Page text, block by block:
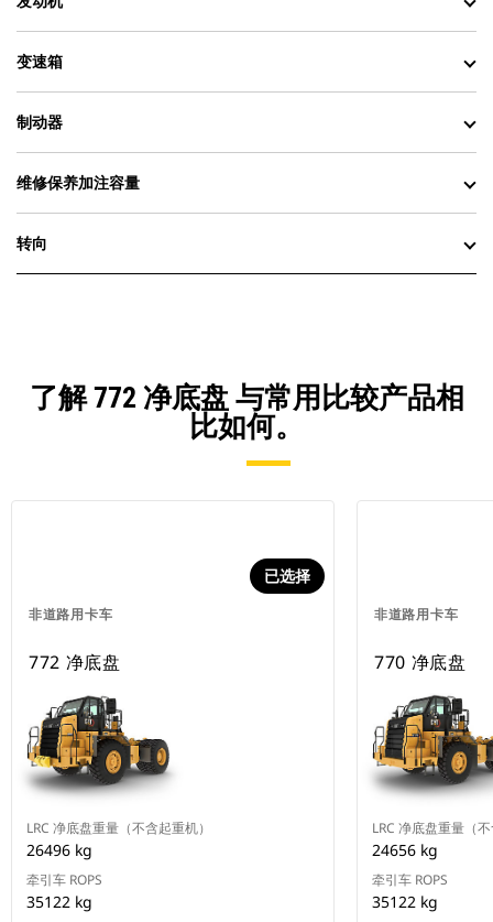
变速箱
制动器
维修保养加注容量
转向
了解 772 净底盘 与常用比较产品相
比如何。
非道路用卡车
已选择
772 净底盘
LRC 净底盘重量（不含起重机）
26496 kg
牵引车 ROPS
35122 kg
非道路用卡车
770 净底盘
LRC 净底盘重量（
24656 kg
牵引车 ROPS
35122 kg